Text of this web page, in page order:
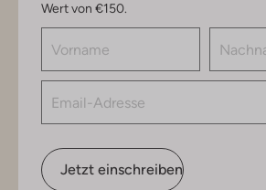
Wert von €150.
Jetzt einschreiben